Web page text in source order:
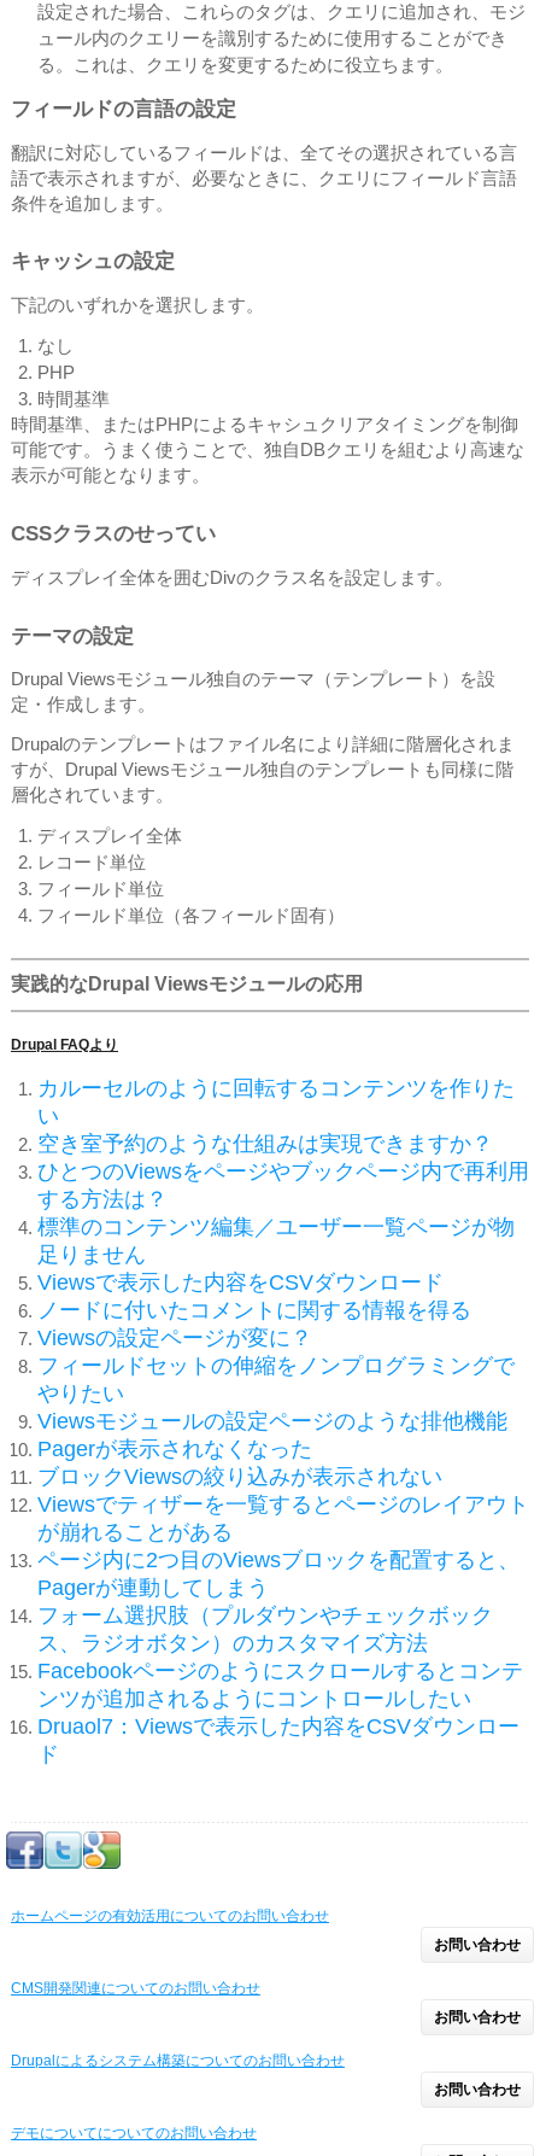
​設定された場合、これらのタグは、クエリに追加され、モジ
ュール内のクエリーを識別するために使用することができ
る。これは、クエリを変更するために役立ちます。
フィールドの言語の設定
翻訳に対応しているフィールドは、全てその選択されている言
語で表示されますが、必要なときに、クエリにフィールド言語
条件を追加します。
キャッシュの設定
下記のいずれかを選択します。
なし
PHP
時間基準
時間基準、またはPHPによるキャシュクリアタイミングを制御
可能です。うまく使うことで、独自DBクエリを組むより高速な
表示が可能となります。
CSSクラスのせってい
ディスプレイ全体を囲むDivのクラス名を設定します。
テーマの設定
Drupal Viewsモジュール独自のテーマ（テンプレート）を設
定・作成します。
Drupalのテンプレートはファイル名により詳細に階層化されま
すが、Drupal Viewsモジュール独自のテンプレートも同様に階
層化されています。
ディスプレイ全体
レコード単位
フィールド単位
フィールド単位（各フィールド固有）
実践的なDrupal Viewsモジュールの応用
Drupal FAQより
カルーセルのように回転するコンテンツを作りた
い
空き室予約のような仕組みは実現できますか？
ひとつのViewsをページやブックページ内で再利用
する方法は？
標準のコンテンツ編集／ユーザー一覧ページが物
足りません
Viewsで表示した内容をCSVダウンロード
ノードに付いたコメントに関する情報を得る
Viewsの設定ページが変に？
フィールドセットの伸縮をノンプログラミングで
やりたい
Viewsモジュールの設定ページのような排他機能
Pagerが表示されなくなった
ブロックViewsの絞り込みが表示されない
Viewsでティザーを一覧するとページのレイアウト
が崩れることがある
ページ内に2つ目のViewsブロックを配置すると、
Pagerが連動してしまう
フォーム選択肢（プルダウンやチェックボック
ス、ラジオボタン）のカスタマイズ方法
Facebookページのようにスクロールするとコンテ
ンツが追加されるようにコントロールしたい
Druaol7：Viewsで表示した内容をCSVダウンロー
ド
ホームページの有効活用についてのお問い合わせ
お問い合わせ
CMS開発関連についてのお問い合わせ
お問い合わせ
Drupalによるシステム構築についてのお問い合わせ
お問い合わせ
デモについてについてのお問い合わせ